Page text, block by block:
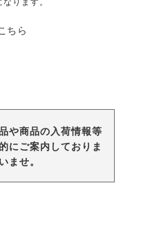
ちら
や商品の入荷情報等
にご案内しておりま
ませ。